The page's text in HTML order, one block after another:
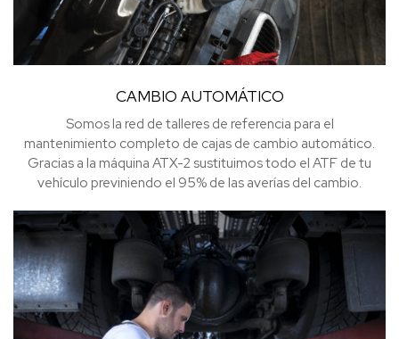
CAMBIO AUTOMÁTICO
Somos la red de talleres de referencia para el
mantenimiento completo de cajas de cambio automático.
Gracias a la máquina ATX-2 sustituimos todo el ATF de tu
vehículo previniendo el 95% de las averías del cambio.